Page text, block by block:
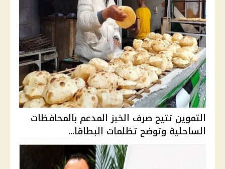
التموين تتيح صرف الخبز المدعم بالمحافظات
الساحلية وتوضح تظلمات البطاقا...